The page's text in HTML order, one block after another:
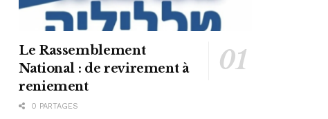
Le Rassemblement
National : de revirement à
reniement
0 PARTAGES